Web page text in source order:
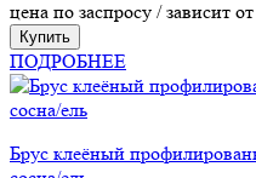
цена по заспросу / зависит
Купить
ПОДРОБНЕЕ
Брус клеёный